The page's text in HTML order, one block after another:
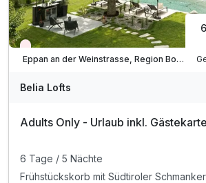
Nur noch Restplätze
Eppan an der Weinstrasse, Region Bozen
Belia Lofts
Adults Only - Urlaub inkl.
6 Tage / 5 Nächte